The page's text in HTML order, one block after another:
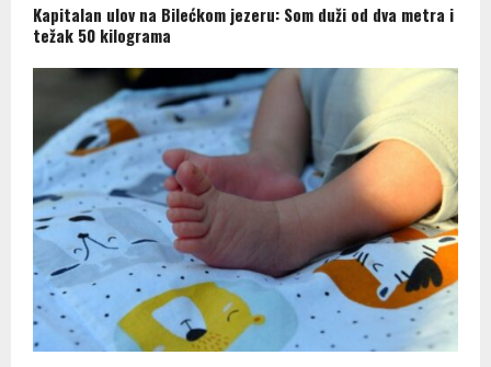
Kapitalan ulov na Bilećkom jezeru: Som duži od dva metra i
težak 50 kilograma